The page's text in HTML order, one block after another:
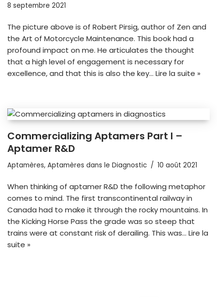
8 septembre 2021
The picture above is of Robert Pirsig, author of Zen and
the Art of Motorcycle Maintenance. This book had a
profound impact on me. He articulates the thought
that a high level of engagement is necessary for
excellence, and that this is also the key… Lire la suite »
Commercializing Aptamers Part I –
Aptamer R&D
Aptamères, Aptamères dans le Diagnostic 10 août 2021
When thinking of aptamer R&D the following metaphor
comes to mind. The first transcontinental railway in
Canada had to make it through the rocky mountains. In
the Kicking Horse Pass the grade was so steep that
trains were at constant risk of derailing. This was… Lire la
suite »